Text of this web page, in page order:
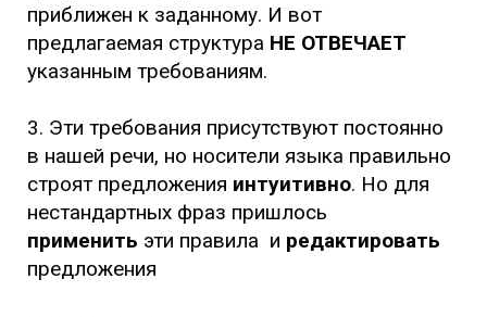
приближен к заданному. И вот
предлагаемая структура НЕ ОТВЕЧАЕТ
указанным требованиям.
3. Эти требования присутствуют постоянно
в нашей речи, но носители языка правильно
строят предложения интуитивно. Но для
нестандартных фраз пришлось
применить эти правила и редактировать
предложения